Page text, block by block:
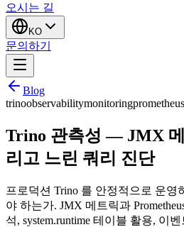
오시는 길
KO
문의하기
Blog
trinoobservabilitymonitoringprometheus
Trino 관측성 — JMX
리고 느린 쿼리 진단
프로덕션 Trino 를 안정적으로 운영
야 하는가. JMX 메트릭과
석, system.runtime 테이블 활용, 이